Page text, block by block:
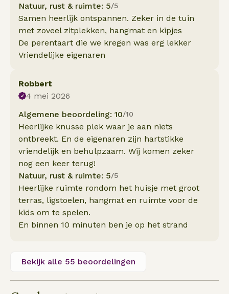
Natuur, rust & ruimte: 5/5
Samen heerlijk ontspannen. Zeker in de tuin
met zoveel zitplekken, hangmat en kipjes
De perentaart die we kregen was erg lekker
Vriendelijke eigenaren
Robbert
4 mei 2026
Algemene beoordeling: 10/10
Heerlijke knusse plek waar je aan niets
ontbreekt. En de eigenaren zijn hartstikke
vriendelijk en behulpzaam. Wij komen zeker
nog een keer terug!
Natuur, rust & ruimte: 5/5
Heerlijke ruimte rondom het huisje met groot
terras, ligstoelen, hangmat en ruimte voor de
kids om te spelen.
En binnen 10 minuten ben je op het strand
Bekijk alle 55 beoordelingen